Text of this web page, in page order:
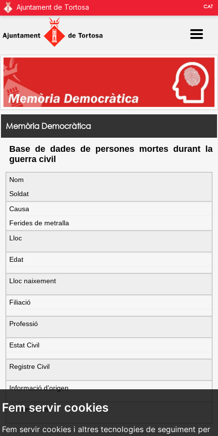
Fem servir cookies
Fem servir cookies i altres tecnologies de seguiment per
Ajuntament de Tortosa CAT
Memòria Democràtica
Base de dades de persones mortes durant la
guerra civil
Nom
Soldat
Causa
Ferides de metralla
Lloc
Edat
Lloc naixement
Filiació
Professió
Estat Civil
Registre Civil
Informació d'origen
Observacions